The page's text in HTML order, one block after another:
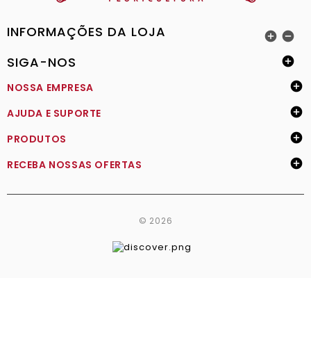
INFORMAÇÕES DA LOJA  
SIGA-NOS

NOSSA EMPRESA

AJUDA E SUPORTE

PRODUTOS

RECEBA NOSSAS OFERTAS

© 2026